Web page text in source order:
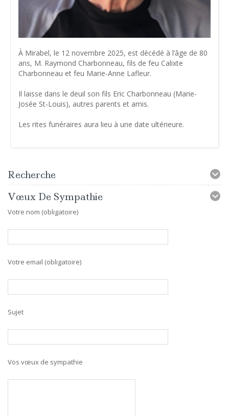
À Mirabel, le 12 novembre 2025, est décédé à l’âge de 80
ans, M. Raymond Charbonneau, fils de feu Calixte
Charbonneau et feu Marie-Anne Lafleur.
Il laisse dans le deuil son fils Eric Charbonneau (Marie-
Josée St-Louis), autres parents et amis.
Les rites funéraires aura lieu à une date ultérieure.
Recherche
Vœux De Sympathie
Votre nom (obligatoire)
Votre email (obligatoire)
Sujet
Vos vœux de sympathie